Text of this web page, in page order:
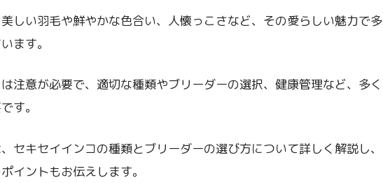
しい羽毛や鮮やかな色合い、人懐っこさなど、その愛らしい魅力で多
ます。
注意が必要で、適切な種類やブリーダーの選択、健康管理など、多く
す。
セキセイインコの種類とブリーダーの選び方について詳しく解説し、
イントもお伝えします。